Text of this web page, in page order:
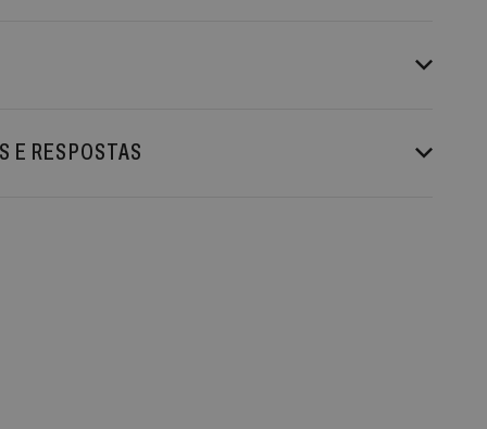
E RESPOSTAS